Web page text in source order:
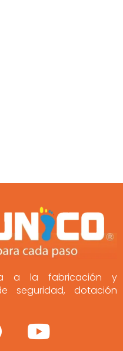
a la fabricación y
seguridad, dotación
Y